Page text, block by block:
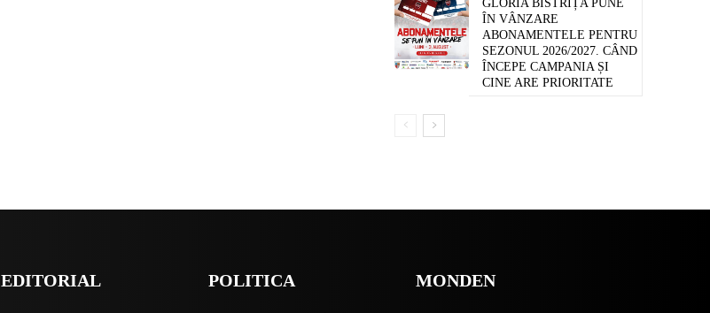
GLORIA BISTRIȚA PUNE
ÎN VÂNZARE
ABONAMENTELE PENTRU
SEZONUL 2026/2027. CÂND
ÎNCEPE CAMPANIA ȘI
CINE ARE PRIORITATE
EDITORIAL POLITICA MONDEN